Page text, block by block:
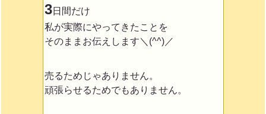
3日間だけ
私が実際にやってきたことを
そのままお伝えします＼(^^)／
売るためじゃありません。
頑張らせるためでもありません。